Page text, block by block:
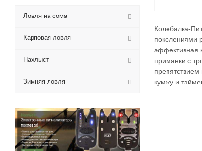
Колебалка-
поколениями
эффективная
приманки с
кумжу и
Ловля на сома
Карповая ловля
Нахлыст
Зимняя ловля